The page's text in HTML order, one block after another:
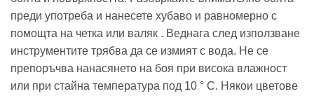
преди употреба и нанесете хубаво и равномерно с
помощта на четка или валяк . Веднага след използване
инструментите трябва да се измият с вода. Не се
препоръчва нанасянето на боя при висока влажност
или при стайна температура под 10 ° C. Някои цветове